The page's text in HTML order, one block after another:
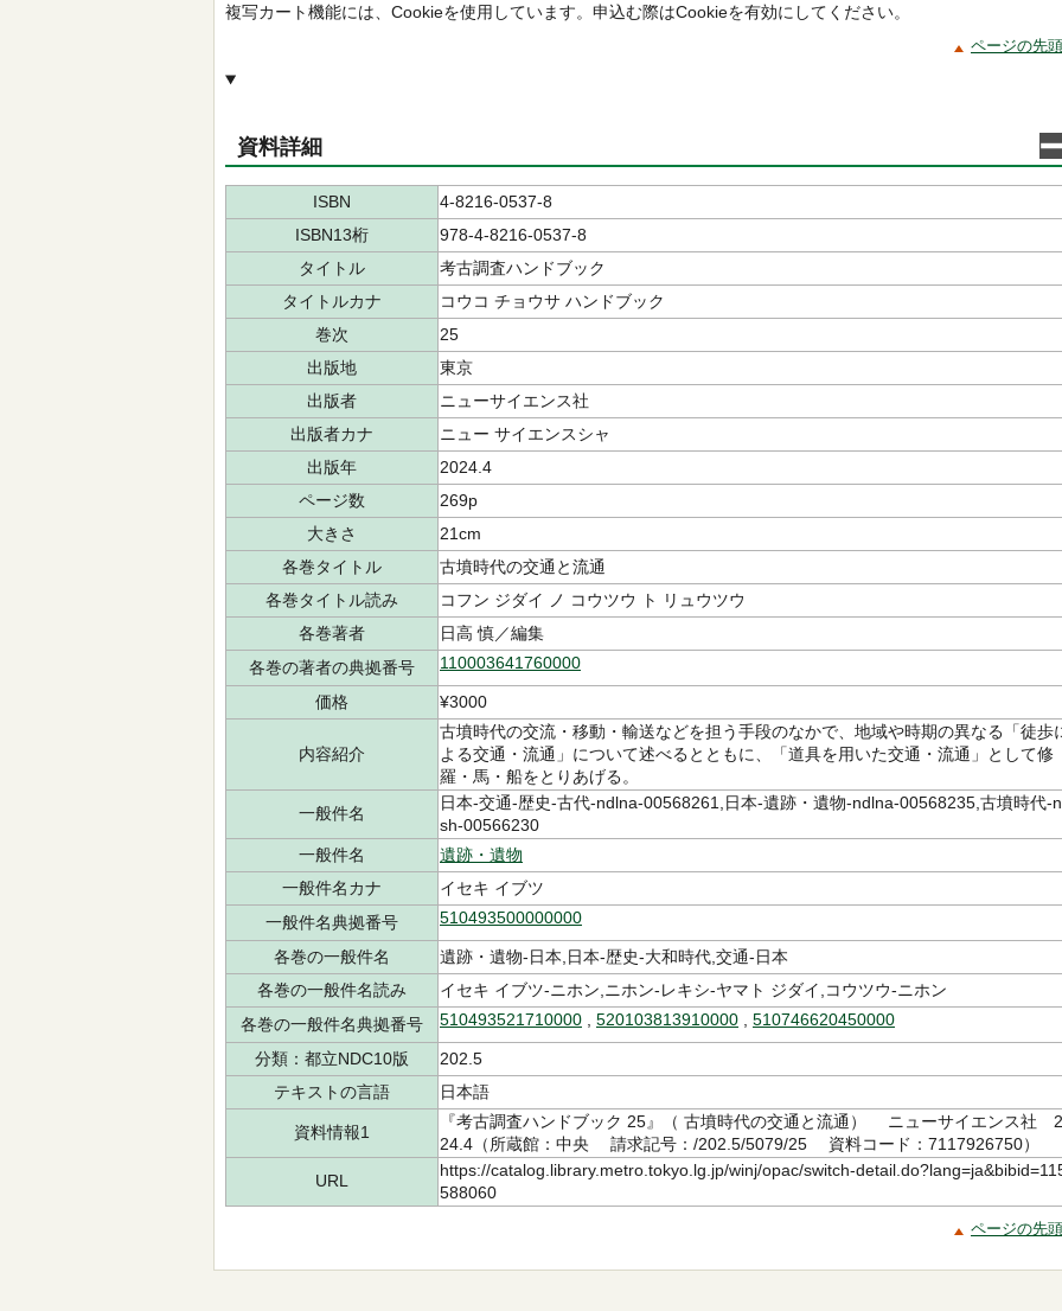
複写カート機能には、Cookieを使用しています。申込む際はCookieを有効にしてください。
ページの先
資料詳細
ISBN
4-8216-0537-8
ISBN13桁
978-4-8216-0537-8
タイトル
考古調査ハンドブック
タイトルカナ
コウコ チョウサ ハンドブック
巻次
25
出版地
東京
出版者
ニューサイエンス社
出版者カナ
ニュー サイエンスシャ
出版年
2024.4
ページ数
269p
大きさ
21cm
各巻タイトル
古墳時代の交通と流通
各巻タイトル読み
コフン ジダイ ノ コウツウ ト リュウツウ
各巻著者
日高 慎／編集
各巻の著者の典拠番号
110003641760000
価格 ¥3000
内容紹介
古墳時代の交流・移動・輸送などを担う手段のなかで、地域や時期の異なる「徒歩
よる交通・流通」について述べるとともに、「道具を用いた交通・流通」として修
羅・馬・船をとりあげる。
一般件名
日本-交通-歴史-古代-ndlna-00568261,日本-遺跡・遺物-ndlna-00568235,古墳時代-
sh-00566230
一般件名
遺跡・遺物
一般件名カナ
イセキ イブツ
一般件名典拠番号
510493500000000
各巻の一般件名
遺跡・遺物-日本,日本-歴史-大和時代,交通-日本
各巻の一般件名読み
イセキ イブツ-ニホン,ニホン-レキシ-ヤマト ジダイ,コウツウ-ニホン
各巻の一般件名典拠番号
510493521710000 520103813910000 510746620450000
分類：都立NDC10版
202.5
テキストの言語
日本語
資料情報1
『考古調査ハンドブック 25』（ 古墳時代の交通と流通） ニューサイエンス社
24.4（所蔵館：中央 請求記号：/202.5/5079/25 資料コード：7117926750）
URL
https://catalog.library.metro.tokyo.lg.jp/winj/opac/switch-
588060
ページの先